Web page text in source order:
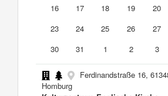
16
17 18 19 20
23
24 25 26 27
30
31 1 2 3
Ferdinandstraße 16,
Homburg